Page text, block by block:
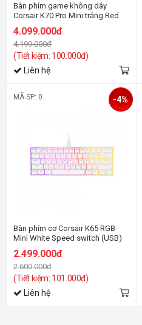
Bàn phím game không dây
Corsair K70 Pro Mini trắng Red
4.099.000đ
4.199.000đ
(Tiết kiệm: 100.000đ)
Liên hệ
MÃ SP: 0
Bàn phím cơ Corsair K65 RGB
Mini White Speed switch (USB)
(CH-9194114-NA)
2.499.000đ
2.600.000đ
(Tiết kiệm: 101.000đ)
-4%
Liên hệ